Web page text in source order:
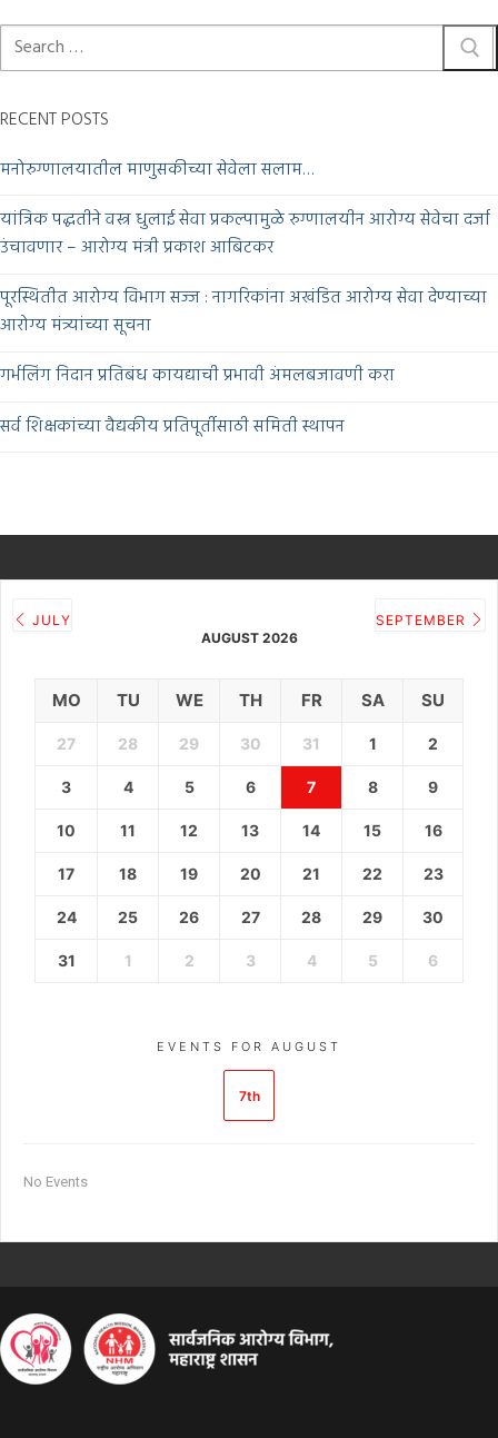
RECENT POSTS
मनोरुग्णालयातील माणुसकीच्या सेवेला सलाम…
यांत्रिक पद्धतीने वस्त्र धुलाई सेवा प्रकल्पामुळे रुग्णालयीन आरोग्य सेवेचा दर्जा
उंचावणार – आरोग्य मंत्री प्रकाश आबिटकर
पूरस्थितीत आरोग्य विभाग सज्ज : नागरिकांना अखंडित आरोग्य सेवा देण्याच्या
आरोग्य मंत्र्यांच्या सूचना
गर्भलिंग निदान प्रतिबंध कायद्याची प्रभावी अंमलबजावणी करा
सर्व शिक्षकांच्या वैद्यकीय प्रतिपूर्तीसाठी समिती स्थापन
JULY
AUGUST 2026
SEPTEMBER
MO TU WE TH FR SA SU
27 28 29 30 31 1 2
3 4 5 6 7 8 9
10 11 12 13 14 15 16
17 18 19 20 21 22 23
24 25 26 27 28 29 30
31 1 2 3 4 5 6
EVENTS FOR AUGUST
7th
No Events